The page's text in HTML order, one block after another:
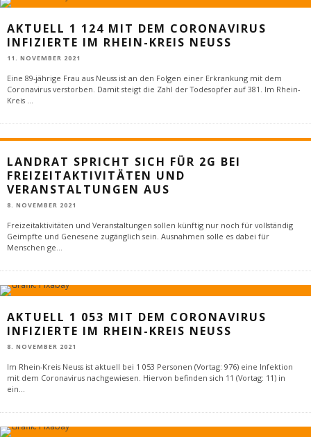
AKTUELL 1 124 MIT DEM CORONAVIRUS
INFIZIERTE IM RHEIN-KREIS NEUSS
11. NOVEMBER 2021
Eine 89-jährige Frau aus Neuss ist an den Folgen einer Erkrankung mit dem
Coronavirus verstorben. Damit steigt die Zahl der Todesopfer auf 381. Im Rhein-
Kreis ...
LANDRAT SPRICHT SICH FÜR 2G BEI
FREIZEITAKTIVITÄTEN UND
VERANSTALTUNGEN AUS
8. NOVEMBER 2021
Freizeitaktivitäten und Veranstaltungen sollen künftig nur noch für vollständig
Geimpfte und Genesene zugänglich sein. Ausnahmen solle es dabei für
Menschen ge...
AKTUELL 1 053 MIT DEM CORONAVIRUS
INFIZIERTE IM RHEIN-KREIS NEUSS
8. NOVEMBER 2021
Im Rhein-Kreis Neuss ist aktuell bei 1 053 Personen (Vortag: 976) eine Infektion
mit dem Coronavirus nachgewiesen. Hiervon befinden sich 11 (Vortag: 11) in
ein...